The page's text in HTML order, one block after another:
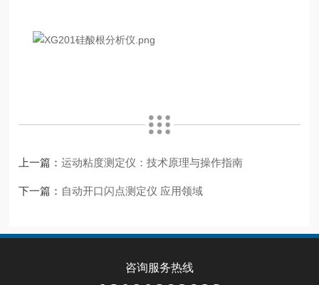
上一篇：运动粘度测定仪：技术原理与操作指南
下一篇： 自动开口闪点测定仪 应用领域
咨询服务热线